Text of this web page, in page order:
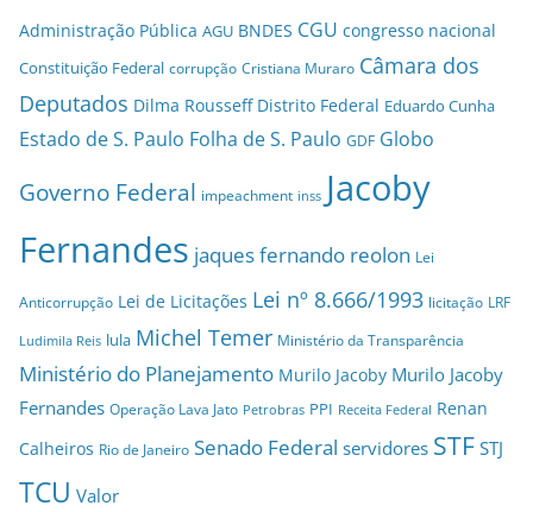
Administração Pública AGU BNDES CGU congresso nacional
Constituição Federal corrupção Cristiana Muraro Câmara dos
Deputados Dilma Rousseff Distrito Federal Eduardo Cunha
Estado de S. Paulo Folha de S. Paulo GDF Globo
Governo Federal impeachment inss Jacoby
Fernandes jaques fernando reolon Lei
Anticorrupção Lei de Licitações Lei nº 8.666/1993 licitação LRF
Ludimila Reis lula Michel Temer Ministério da Transparência
Ministério do Planejamento Murilo Jacoby Murilo Jacoby
Fernandes Operação Lava Jato Petrobras PPI Receita Federal Renan
Calheiros Rio de Janeiro Senado Federal servidores STF STJ
TCU Valor